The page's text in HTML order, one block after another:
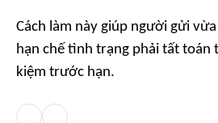
Cách làm này giúp người gửi
hạn chế tình trạng phải tất toán
kiệm trước hạn.